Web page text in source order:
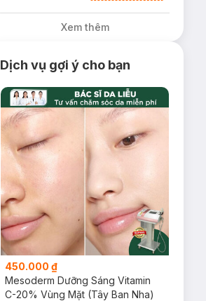
có hạn)
Xem thêm
Dịch vụ gợi ý cho bạn
450.000 ₫
Mesoderm Dưỡng Sáng Vitamin
C-20% Vùng Mặt (Tây Ban Nha)